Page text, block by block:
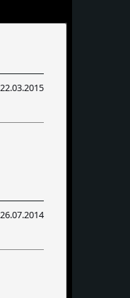
22.03.2015
26.07.2014